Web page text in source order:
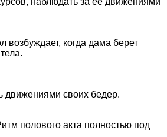
когда дама берет
движениями своих бедер.
полового акта полностью под